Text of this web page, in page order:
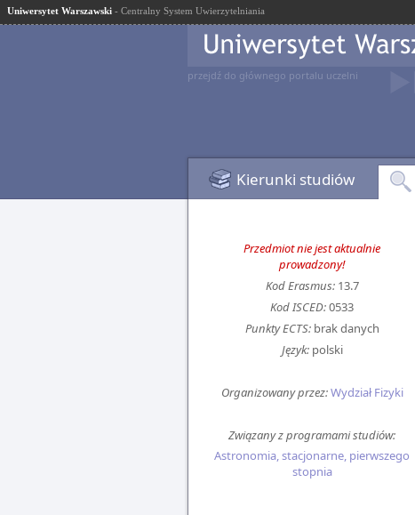
Uniwersytet Warszawski - Centralny System Uwierzytelniania
przejdź do głównego portalu uczelni
Kierunki studiów
Przedmiot nie jest aktualnie
prowadzony!
Kod Erasmus:13.7
Kod ISCED:0533
Punkty ECTS:brak danych
Język:polski
Organizowany przez:Wydział Fizyki
Związany z programami studiów:
Astronomia, stacjonarne, pierwszego
stopnia